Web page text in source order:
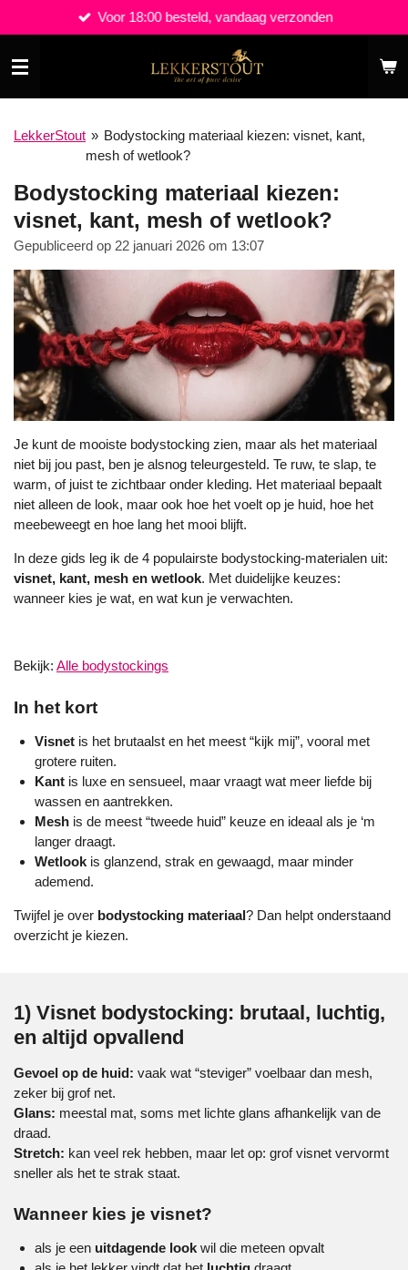
direct
naar
de
hoofdinhoud
Voor 18:00 besteld, vandaag verzonden
LekkerStout » Bodystocking materiaal kiezen: visnet, kant,
mesh of wetlook?
Bodystocking materiaal kiezen:
visnet, kant, mesh of wetlook?
Gepubliceerd op 22 januari 2026 om 13:07
Je kunt de mooiste bodystocking zien, maar als het materiaal
niet bij jou past, ben je alsnog teleurgesteld. Te ruw, te slap, te
warm, of juist te zichtbaar onder kleding. Het materiaal bepaalt
niet alleen de look, maar ook hoe het voelt op je huid, hoe het
meebeweegt en hoe lang het mooi blijft.
In deze gids leg ik de 4 populairste bodystocking-materialen uit:
visnet, kant, mesh en wetlook. Met duidelijke keuzes:
wanneer kies je wat, en wat kun je verwachten.
Bekijk: Alle bodystockings
In het kort
Visnetis het brutaalst en het meest “kijk mij”, vooral met
grotere ruiten.
Kantis luxe en sensueel, maar vraagt wat meer liefde bij
wassen en aantrekken.
Meshis de meest “tweede huid” keuze en ideaal als je ‘m
langer draagt.
Wetlookis glanzend, strak en gewaagd, maar minder
ademend.
Twijfel je over bodystocking materiaal? Dan helpt onderstaand
overzicht je kiezen.
1) Visnet bodystocking: brutaal, luchtig,
en altijd opvallend
Gevoel op de huid: vaak wat “steviger” voelbaar dan mesh,
zeker bij grof net.
Glans: meestal mat, soms met lichte glans afhankelijk van de
draad.
Stretch: kan veel rek hebben, maar let op: grof visnet vervormt
sneller als het te strak staat.
Wanneer kies je visnet?
als je een uitdagende lookwil die meteen opvalt